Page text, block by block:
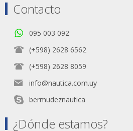
Contacto
095 003 092
(+598) 2628 6562
(+598) 2628 8059
info@nautica.com.uy
bermudeznautica
¿Dónde estamos?